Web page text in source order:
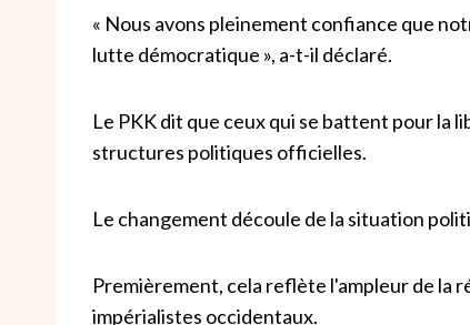
« Nous avons pleinement confiance que
lutte démocratique », a-t-il déclaré.
Le PKK dit que ceux qui se battent pour la
structures politiques officielles.
Le changement découle de la situation
Premièrement, cela reflète l'ampleur de la
impérialistes occidentaux.